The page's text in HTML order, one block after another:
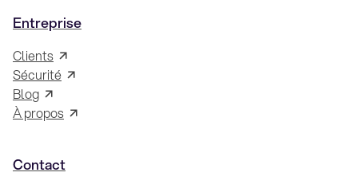
Entreprise
Clients
Sécurité
Blog
À propos
Contact